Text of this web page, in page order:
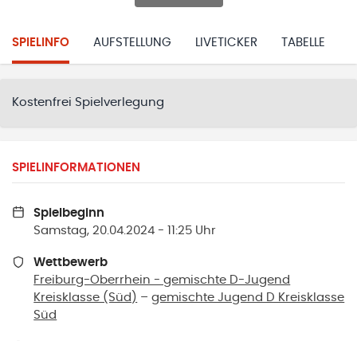
SPIELINFO AUFSTELLUNG LIVETICKER TABELLE
Kostenfrei Spielverlegung
SPIELINFORMATIONEN
Spielbeginn
Samstag, 20.04.2024 - 11:25 Uhr
Wettbewerb
Freiburg-Oberrhein - gemischte D-Jugend
Kreisklasse (Süd) –gemischte Jugend D Kreisklasse
Süd